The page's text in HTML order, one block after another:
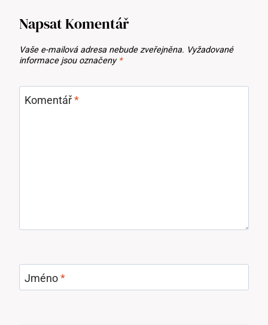
Napsat Komentář
Vaše e-mailová adresa nebude zveřejněna. Vyžadované
informace jsou označeny *
Komentář*
Jméno*